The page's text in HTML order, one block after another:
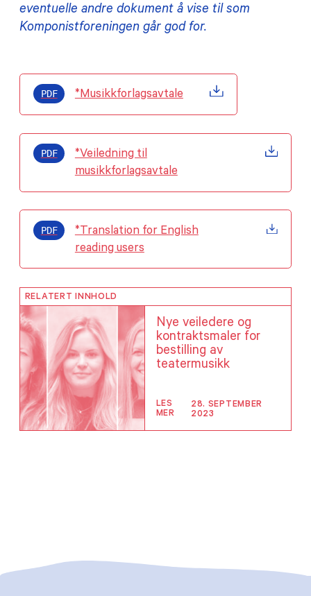
eventuelle andre dokument å vise til som
Komponistforeningen går god for.
PDF *Musikkforlagsavtale
PDF
*Veiledning til
musikkforlagsavtale
PDF
*Translation for English
reading users
RELATERT INNHOLD
Nye veiledere og
kontraktsmaler for
bestilling av
teatermusikk
LES
MER
28. SEPTEMBER
2023